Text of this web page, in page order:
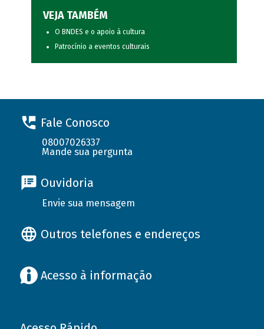
VEJA TAMBÉM
O BNDES e o apoio à cultura
Patrocínio a eventos culturais
Fale Conosco
08007026337
Mande sua pergunta
Ouvidoria
Envie sua mensagem
Outros telefones e endereços
Acesso à informação